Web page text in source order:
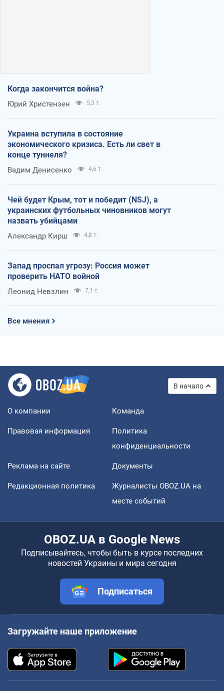
Когда закончится война?
Юрий Христензен 5,3 т.
Украина вступила в состояние
экономического кризиса. Есть ли свет в
конце туннеля?
Вадим Денисенко 4,6 т.
Чей будет Крым, тот и победит (NSJ), а
украинских футбольных чиновников могут
назвать убийцами
Александр Кирш 4,8 т.
Запад проспал угрозу: Россия может
проверить НАТО войной
Леонид Невзлин 7,1 т.
Все мнения
В начало
О компании Команда
Правовая информация
Политика
конфиденциальности
Реклама на сайте Документы
Редакционная политика
Журналисты OBOZ.UA на
месте событий
OBOZ.UA в Google News
Подписывайтесь, чтобы быть в курсе последних
новостей Украины и мира сегодня
Подписаться
Загружайте наше приложение